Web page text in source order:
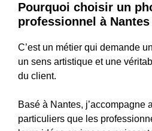
Pourquoi choisir un
professionnel à Nantes
C’est un métier qui demande
un sens artistique et une
du client.
Basé à Nantes, j’accompagne
particuliers que les